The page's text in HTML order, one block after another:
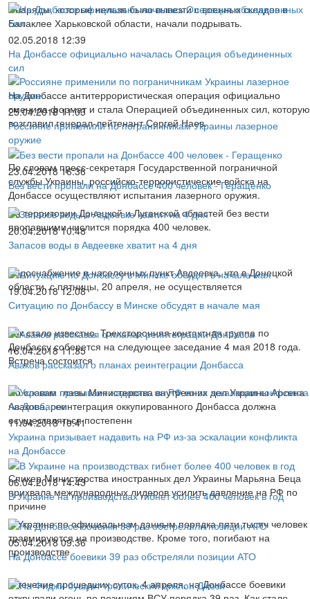
Снаряды, которые нельзя было вывезти с военных складов в
Балаклее Харьковской области, начали подрывать.
02.05.2018 12:39
На Донбассе официально началась Операция объединенных
сил
На Донбассе антитеррористическая операция официально
сменила формат и стала Операцией объединенных сил, которую
возглавил генерал-лейтенант Сергей Наев.
25.04.2018 11:03
Россияне применили по пограничникам Украины лазерное
оружие
По словам пресс-секретаря Государственной пограничной
службы Украины, российско-террористические войска на
Донбассе осуществляют испытания лазерного оружия.
23.04.2018 16:36
Без вести пропали на Донбассе 400 человек - Геращенко
На территории Донецкой и Луганской областей без вести
пропавшими числится порядка 400 человек.
20.04.2018 10:48
Запасов воды в Авдеевке хватит на 4 дня
Водоснабжение в населенных пункт Авдеевка, что в Донецкой
области, с пятницы, 20 апреля, не осуществляется
19.04.2018 12:08
Ситуацию по Донбассу в Минске обсудят в начале мая
Как стало известно, Трехсторонняя контактная группа по
Донбассу соберется на следующее заседание 4 мая 2018 года.
Встреча состоится
16.04.2018 11:35
Аваков рассказал о планах реинтеграции Донбасса
По словам главы Министерства внутренних дел Украины Арсена
Авакова, реинтеграция оккупированного Донбасса должна
осуществляться постепенн
11.04.2018 10:41
Украина призывает надавить на РФ из-за эскалации конфликта
на Донбассе
Спикер Министерства иностранных дел Украины Марьяна Беца
прихвала международных лидеров усилить давление на РФ по
причине
06.04.2018 14:43
В Украине на производствах гибнет более 400 человек в год
В Украине по официальным данным порядка пяти тысяч человек
травмируются на производстве. Кроме того, погибают на
производстве
05.04.2018 09:36
На Донбассе боевики 39 раз обстреляли позиции АТО
В течение прошедших суток, 4 апреля, на Донбассе боевики